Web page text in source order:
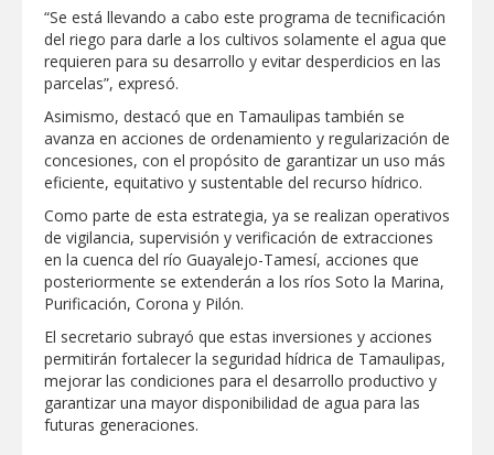
“Se está llevando a cabo este programa de tecnificación
del riego para darle a los cultivos solamente el agua que
requieren para su desarrollo y evitar desperdicios en las
parcelas”, expresó.
Asimismo, destacó que en Tamaulipas también se
avanza en acciones de ordenamiento y regularización de
concesiones, con el propósito de garantizar un uso más
eficiente, equitativo y sustentable del recurso hídrico.
Como parte de esta estrategia, ya se realizan operativos
de vigilancia, supervisión y verificación de extracciones
en la cuenca del río Guayalejo-Tamesí, acciones que
posteriormente se extenderán a los ríos Soto la Marina,
Purificación, Corona y Pilón.
El secretario subrayó que estas inversiones y acciones
permitirán fortalecer la seguridad hídrica de Tamaulipas,
mejorar las condiciones para el desarrollo productivo y
garantizar una mayor disponibilidad de agua para las
futuras generaciones.